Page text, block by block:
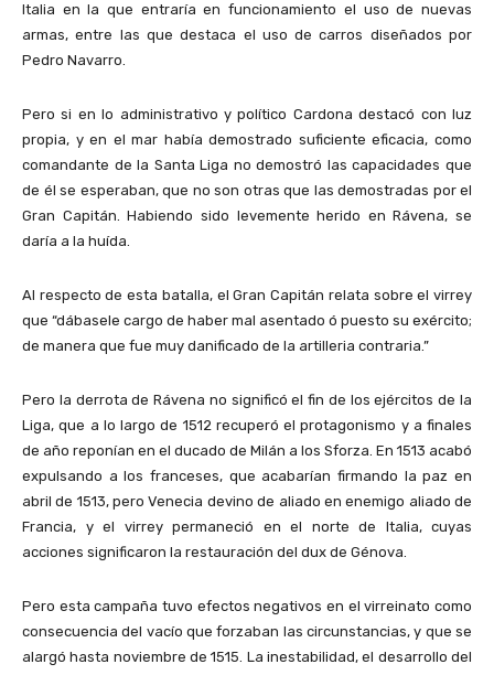
Italia en la que entraría en funcionamiento el uso de nuevas
armas, entre las que destaca el uso de carros diseñados por
Pedro Navarro.
Pero si en lo administrativo y político Cardona destacó con luz
propia, y en el mar había demostrado suficiente eficacia, como
comandante de la Santa Liga no demostró las capacidades que
de él se esperaban, que no son otras que las demostradas por el
Gran Capitán. Habiendo sido levemente herido en Rávena, se
daría a la huída.
Al respecto de esta batalla, el Gran Capitán relata sobre el virrey
que “dábasele cargo de haber mal asentado ó puesto su exército;
de manera que fue muy danificado de la artilleria contraria.”
Pero la derrota de Rávena no significó el fin de los ejércitos de la
Liga, que a lo largo de 1512 recuperó el protagonismo y a finales
de año reponían en el ducado de Milán a los Sforza. En 1513 acabó
expulsando a los franceses, que acabarían firmando la paz en
abril de 1513, pero Venecia devino de aliado en enemigo aliado de
Francia, y el virrey permaneció en el norte de Italia, cuyas
acciones significaron la restauración del dux de Génova.
Pero esta campaña tuvo efectos negativos en el virreinato como
consecuencia del vacío que forzaban las circunstancias, y que se
alargó hasta noviembre de 1515. La inestabilidad, el desarrollo del